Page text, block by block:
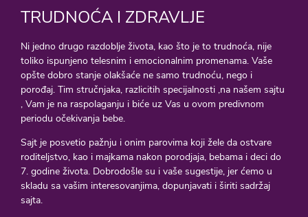
TRUDNOĆA I ZDRAVLJE
Ni jedno drugo razdoblje života, kao što je to trudnoća, nije
toliko ispunjeno telesnim i emocionalnim promenama. Vaše
opšte dobro stanje olakšaće ne samo trudnoću, nego i
porođaj. Tim stručnjaka, razlicitih specijalnosti ,na našem sajtu
, Vam je na raspolaganju i biće uz Vas u ovom predivnom
periodu očekivanja bebe.
Sajt je posvetio pažnju i onim parovima koji žele da ostvare
roditeljstvo, kao i majkama nakon porodjaja, bebama i deci do
7. godine života. Dobrodošle su i vaše sugestije, jer ćemo u
skladu sa vašim interesovanjima, dopunjavati i širiti sadržaj
sajta.